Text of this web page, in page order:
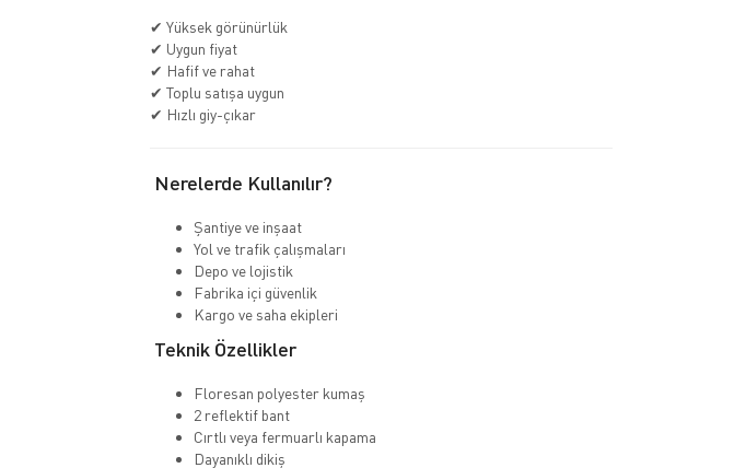
✔ Yüksek görünürlük
✔ Uygun fiyat
✔ Hafif ve rahat
✔ Toplu satışa uygun
✔ Hızlı giy-çıkar
Nerelerde Kullanılır?
Şantiye ve inşaat
Yol ve trafik çalışmaları
Depo ve lojistik
Fabrika içi güvenlik
Kargo ve saha ekipleri
Teknik Özellikler
Floresan polyester kumaş
2 reflektif bant
Cırtlı veya fermuarlı kapama
Dayanıklı dikiş